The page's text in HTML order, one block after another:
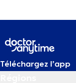
Téléchargez l’app